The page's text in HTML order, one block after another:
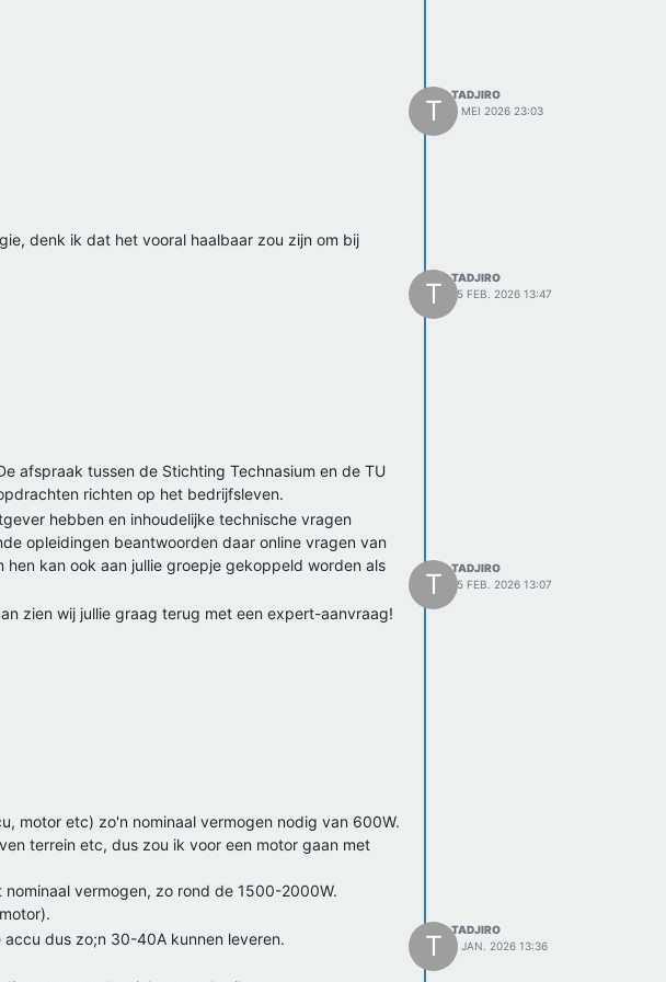
T
TADJIRO
8 MEI 2026 23:03
denk ik dat het vooral haalbaar zou zijn om bij
T
TADJIRO
15 FEB. 2026 13:47
afspraak tussen de Stichting Technasium en de TU
richten op het bedrijfsleven.
hebben en inhoudelijke technische vragen
opleidingen beantwoorden daar online vragen van
kan ook aan jullie groepje gekoppeld worden als
zien wij jullie graag terug met een expert-aanvraag!
T
TADJIRO
15 FEB. 2026 13:07
motor etc) zo'n nominaal vermogen nodig van 600W.
terrein etc, dus zou ik voor een motor gaan met
vermogen, zo rond de 1500-2000W.
dus zo;n 30-40A kunnen leveren.
T
TADJIRO
2 JAN. 2026 13:36